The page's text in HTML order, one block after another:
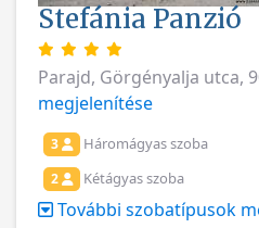
Stefánia Panzió
Parajd, Görgényalja utca,
megjelenítése
3 Háromágyas szoba
2 Kétágyas szoba
További szobatípusok